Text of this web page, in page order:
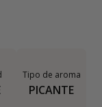
Tipo de aroma
PICANTE